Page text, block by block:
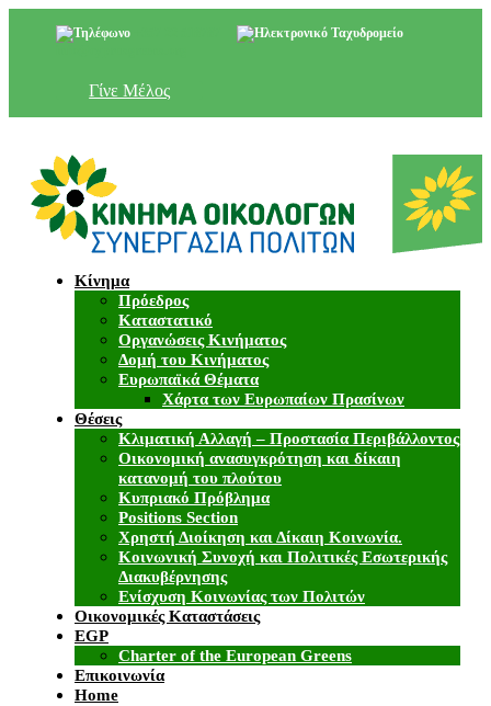
Γίνε Μέλος
Κίνημα
Πρόεδρος
Καταστατικό
Οργανώσεις Κινήματος
Δομή του Κινήματος
Ευρωπαϊκά Θέματα
Χάρτα των Ευρωπαίων Πρασίνων
Θέσεις
Κλιματική Αλλαγή – Προστασία Περιβάλλοντος
Οικονομική ανασυγκρότηση και δίκαιη
κατανομή του πλούτου
Κυπριακό Πρόβλημα
Positions Section
Χρηστή Διοίκηση και Δίκαιη Κοινωνία.
Κοινωνική Συνοχή και Πολιτικές Εσωτερικής
Διακυβέρνησης
Ενίσχυση Κοινωνίας των Πολιτών
Οικονομικές Καταστάσεις
EGP
Charter of the European Greens
Επικοινωνία
Home